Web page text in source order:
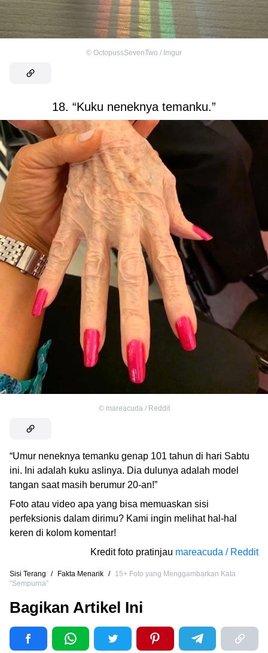
© OctopussSevenTwo / Imgur
18. “Kuku neneknya temanku.”
© mareacuda / Reddit
“Umur neneknya temanku genap 101 tahun di hari Sabtu
ini. Ini adalah kuku aslinya. Dia dulunya adalah model
tangan saat masih berumur 20-an!”
Foto atau video apa yang bisa memuaskan sisi
perfeksionis dalam dirimu? Kami ingin melihat hal-hal
keren di kolom komentar!
Kredit foto pratinjau mareacuda / Reddit
Sisi Terang / Fakta Menarik /
15+ Foto yang Menggambarkan Kata
“Sempurna”
Bagikan Artikel Ini